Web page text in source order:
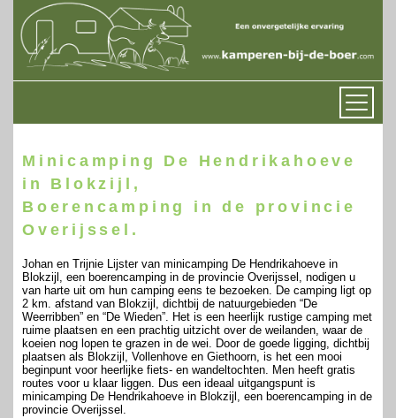
Minicamping De Hendrikahoeve
in Blokzijl,
Boerencamping in de provincie
Overijssel.
Johan en Trijnie Lijster van minicamping De Hendrikahoeve in
Blokzijl, een boerencamping in de provincie Overijssel, nodigen u
van harte uit om hun camping eens te bezoeken. De camping ligt op
2 km. afstand van Blokzijl, dichtbij de natuurgebieden “De
Weerribben” en “De Wieden”. Het is een heerlijk rustige camping met
ruime plaatsen en een prachtig uitzicht over de weilanden, waar de
koeien nog lopen te grazen in de wei. Door de goede ligging, dichtbij
plaatsen als Blokzijl, Vollenhove en Giethoorn, is het een mooi
beginpunt voor heerlijke fiets- en wandeltochten. Men heeft gratis
routes voor u klaar liggen. Dus een ideaal uitgangspunt is
minicamping De Hendrikahoeve in Blokzijl, een boerencamping in de
provincie Overijssel.